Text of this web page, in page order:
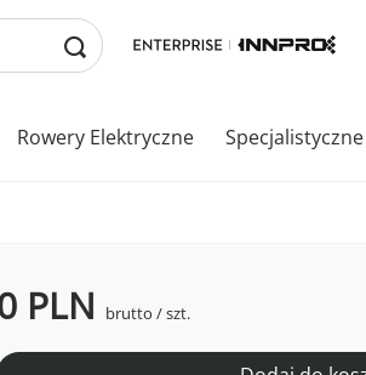
Rowery Elektryczne Specjalistyczne
PLN brutto /szt.